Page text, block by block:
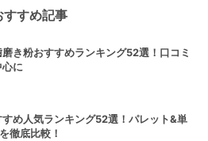
すすめ記事
き粉おすすめランキング52選！口コミ
心に
め人気ランキング52選！パレット&単
徹底比較！